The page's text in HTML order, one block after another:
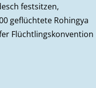
festsitzen,
geflüchtete Rohingya
Flüchtlingskonvention